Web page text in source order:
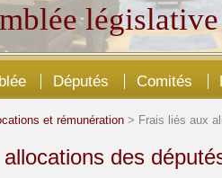
Députés Comités
et rémunération > Frais liés aux
des